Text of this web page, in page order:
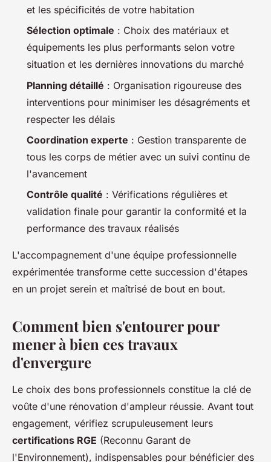
et les spécificités de votre habitation
Sélection optimale : Choix des matériaux et
équipements les plus performants selon votre
situation et les dernières innovations du marché
Planning détaillé : Organisation rigoureuse des
interventions pour minimiser les désagréments et
respecter les délais
Coordination experte : Gestion transparente de
tous les corps de métier avec un suivi continu de
l'avancement
Contrôle qualité : Vérifications régulières et
validation finale pour garantir la conformité et la
performance des travaux réalisés
L'accompagnement d'une équipe professionnelle
expérimentée transforme cette succession d'étapes
en un projet serein et maîtrisé de bout en bout.
Comment bien s'entourer pour
mener à bien ces travaux
d'envergure
Le choix des bons professionnels constitue la clé de
voûte d'une rénovation d'ampleur réussie. Avant tout
engagement, vérifiez scrupuleusement leurs
certifications RGE (Reconnu Garant de
l'Environnement), indispensables pour bénéficier des